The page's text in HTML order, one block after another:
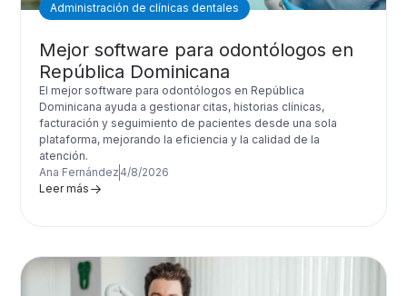
Administración de clínicas dentales
Mejor software para odontólogos en
República Dominicana
El mejor software para odontólogos en República
Dominicana ayuda a gestionar citas, historias clínicas,
facturación y seguimiento de pacientes desde una sola
plataforma, mejorando la eficiencia y la calidad de la
atención.
Ana Fernández 4/8/2026
Leer más